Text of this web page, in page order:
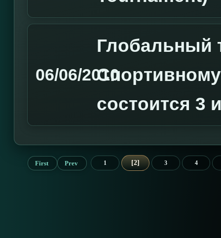
06/06/2010
Глобальный
состоится 3
First Prev 1 2 3 4